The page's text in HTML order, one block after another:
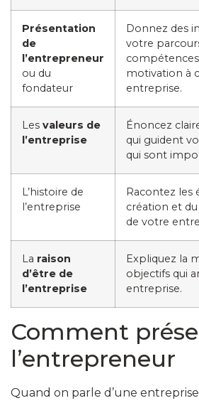
Présentation
de
l’entrepreneur
ou du
fondateur
Donnez des
votre
motivation à
entreprise.
Les valeurs de
l’entreprise
Énoncez
qui guident
qui sont
L’histoire de
l’entreprise
Racontez les
création et
de votre
La raison
d’être de
l’entreprise
Expliquez la
objectifs qui
entreprise.
Comment
l’entrepreneur
Quand on parle d’une